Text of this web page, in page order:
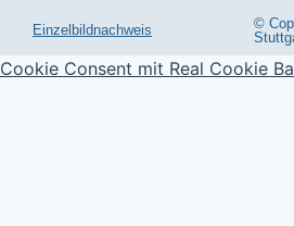
Einzelbildnachweis
©
Cookie Consent mit Real Cookie